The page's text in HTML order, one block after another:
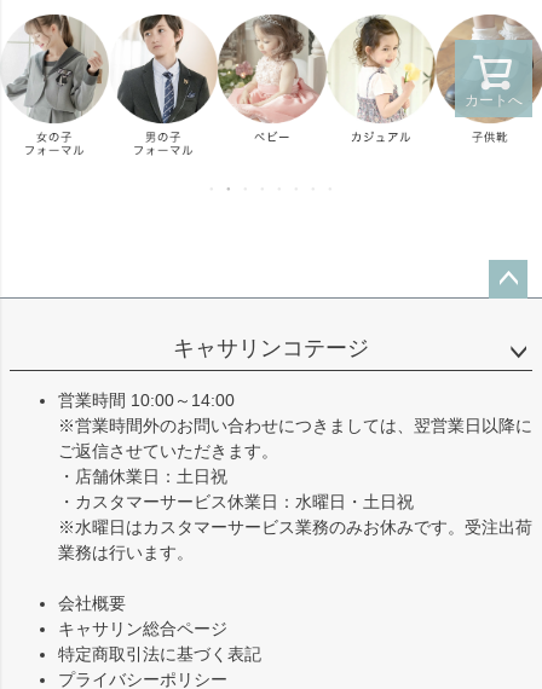
カートへ
ップ
キャサリンコテージ
営業時間 10:00～14:00
※営業時間外のお問い合わせにつきましては、翌営業日以降に
ご返信させていただきます。
・店舗休業日：土日祝
・カスタマーサービス休業日：水曜日・土日祝
※水曜日はカスタマーサービス業務のみお休みです。受注出荷
業務は行います。
会社概要
キャサリン総合ページ
特定商取引法に基づく表記
プライバシーポリシー